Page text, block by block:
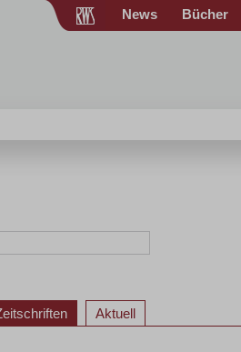
News Bücher
Aktuell